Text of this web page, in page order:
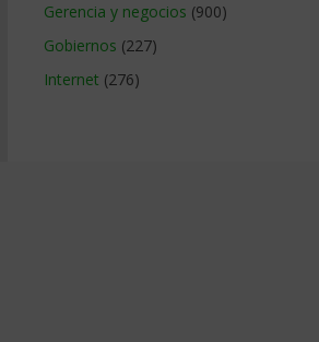
Gerencia y negocios (900)
Gobiernos (227)
Internet (276)